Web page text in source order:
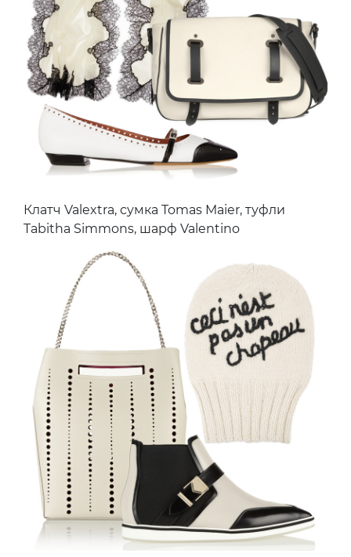
Клатч Valextra, сумка Tomas Maier, туфли
Tabitha Simmons, шарф Valentino